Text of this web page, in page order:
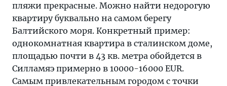
пляжи прекрасные. Можно найти недорогую
квартиру буквально на самом берегу
Балтийского моря. Конкретный пример:
однокомнатная квартира в сталинском доме,
площадью почти в 43 кв. метра обойдется в
Силламяэ примерно в 10000-16000 EUR.
Самым привлекательным городом с точки